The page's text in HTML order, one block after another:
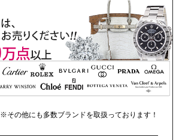
※その他にも多数ブランドを取扱っております！